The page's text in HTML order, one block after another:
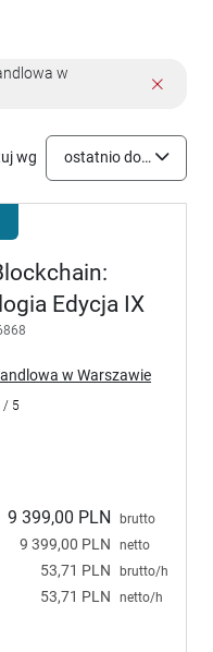
w
wg ostatnio dodane
Edycja IX
w Warszawie
/ 5
9 399,00 PLN brutto
9 399,00 PLN netto
53,71 PLN brutto/h
53,71 PLN netto/h